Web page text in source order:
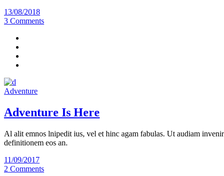
13/08/2018
3 Comments
Adventure
Adventure Is Here
Al alit emnos lnipedit ius, vel et hinc agam fabulas. Ut audiam
definitionem eos an.
11/09/2017
2 Comments